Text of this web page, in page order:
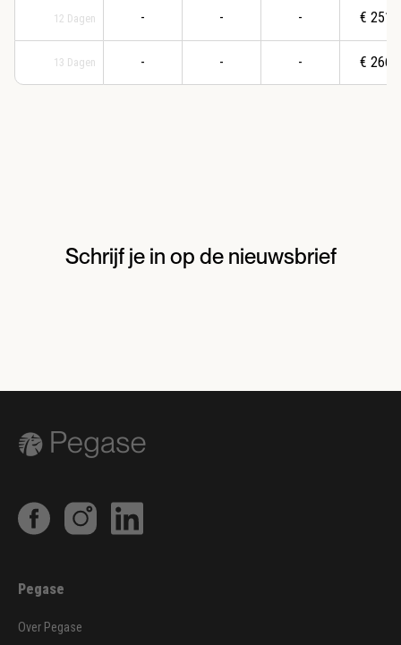
12 Dagen
13 Dagen
-
-
-
-
-
-
€ 2515
€ 2664
Schrijf je in op de nieuwsbrief
Pegase
Over Pegase